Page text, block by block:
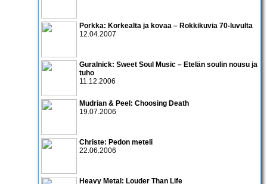
Porkka: Korkealta ja kovaa – Rokkikuvia 70-luvulta
12.04.2007
Guralnick: Sweet Soul Music – Etelän soulin nousu ja
tuho
11.12.2006
Mudrian & Peel: Choosing Death
19.07.2006
Christe: Pedon meteli
22.06.2006
Heavy Metal: Louder Than Life